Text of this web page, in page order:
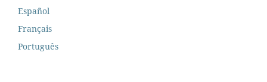
Español
Français
Português